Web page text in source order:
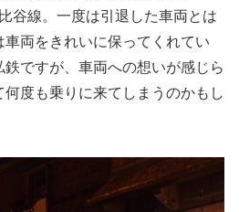
谷線。一度は引退した車両とは
両をきれいに保ってくれてい
ですが、車両への想いが感じら
度も乗りに来てしまうのかもし